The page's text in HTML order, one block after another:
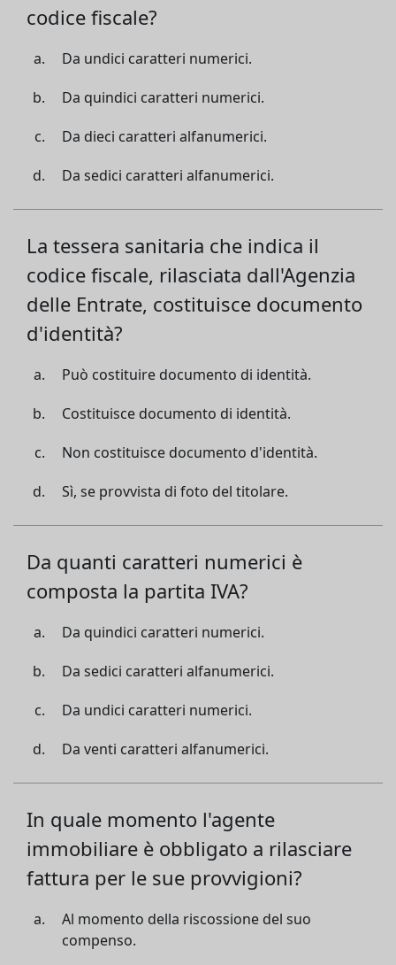
codice fiscale?
Da undici caratteri numerici.
Da quindici caratteri numerici.
Da dieci caratteri alfanumerici.
Da sedici caratteri alfanumerici.
La tessera sanitaria che indica il
codice fiscale, rilasciata dall'Agenzia
delle Entrate, costituisce documento
d'identità?
Può costituire documento di identità.
Costituisce documento di identità.
Non costituisce documento d'identità.
Sì, se provvista di foto del titolare.
Da quanti caratteri numerici è
composta la partita IVA?
Da quindici caratteri numerici.
Da sedici caratteri alfanumerici.
Da undici caratteri numerici.
Da venti caratteri alfanumerici.
In quale momento l'agente
immobiliare è obbligato a rilasciare
fattura per le sue provvigioni?
Al momento della riscossione del suo
compenso.